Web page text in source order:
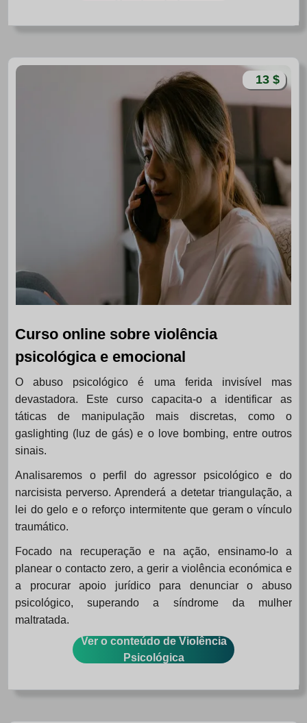
Curso online sobre violência
psicológica e emocional
13 $
O abuso psicológico é uma ferida invisível mas
devastadora. Este curso capacita-o a identificar as
táticas de manipulação mais discretas, como o
gaslighting (luz de gás) e o love bombing, entre outros
sinais.
Analisaremos o perfil do agressor psicológico e do
narcisista perverso. Aprenderá a detetar triangulação, a
lei do gelo e o reforço intermitente que geram o vínculo
traumático.
Focado na recuperação e na ação, ensinamo-lo a
planear o contacto zero, a gerir a violência económica e
a procurar apoio jurídico para denunciar o abuso
psicológico, superando a síndrome da mulher
maltratada.
Ver o conteúdo de Violência
Psicológica